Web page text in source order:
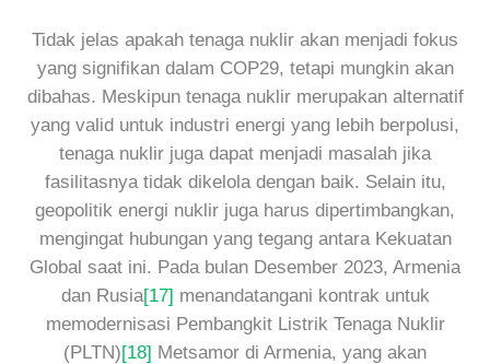
Tidak jelas apakah tenaga nuklir akan menjadi fokus
yang signifikan dalam COP29, tetapi mungkin akan
dibahas. Meskipun tenaga nuklir merupakan alternatif
yang valid untuk industri energi yang lebih berpolusi,
tenaga nuklir juga dapat menjadi masalah jika
fasilitasnya tidak dikelola dengan baik. Selain itu,
geopolitik energi nuklir juga harus dipertimbangkan,
mengingat hubungan yang tegang antara Kekuatan
Global saat ini. Pada bulan Desember 2023, Armenia
dan Rusia[17] menandatangani kontrak untuk
memodernisasi Pembangkit Listrik Tenaga Nuklir
(PLTN)[18] Metsamor di Armenia, yang akan